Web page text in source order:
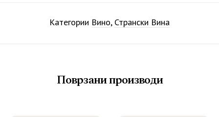
Категории Вино, Странски Вина
Поврзани производи